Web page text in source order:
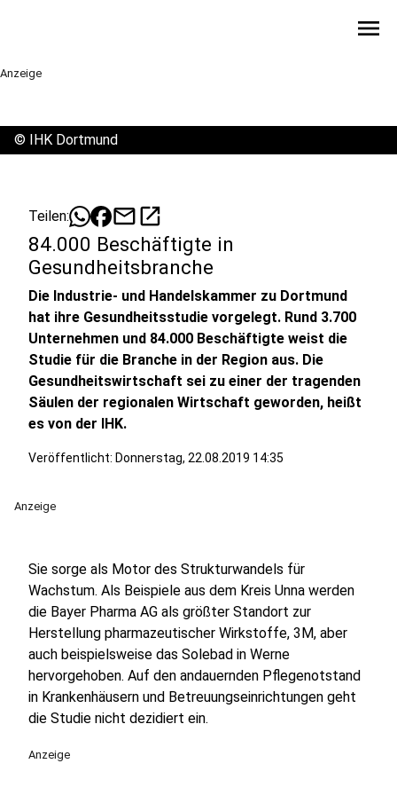
menu
Anzeige
© IHK Dortmund
Teilen: mailopen_in_new
84.000 Beschäftigte in
Gesundheitsbranche
Die Industrie- und Handelskammer zu Dortmund
hat ihre Gesundheitsstudie vorgelegt. Rund 3.700
Unternehmen und 84.000 Beschäftigte weist die
Studie für die Branche in der Region aus. Die
Gesundheitswirtschaft sei zu einer der tragenden
Säulen der regionalen Wirtschaft geworden, heißt
es von der IHK.
Veröffentlicht: Donnerstag, 22.08.2019 14:35
Anzeige
Sie sorge als Motor des Strukturwandels für
Wachstum. Als Beispiele aus dem Kreis Unna werden
die Bayer Pharma AG als größter Standort zur
Herstellung pharmazeutischer Wirkstoffe, 3M, aber
auch beispielsweise das Solebad in Werne
hervorgehoben. Auf den andauernden Pflegenotstand
in Krankenhäusern und Betreuungseinrichtungen geht
die Studie nicht dezidiert ein.
Anzeige